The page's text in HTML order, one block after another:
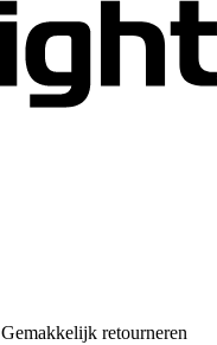
Gemakkelijk retourneren